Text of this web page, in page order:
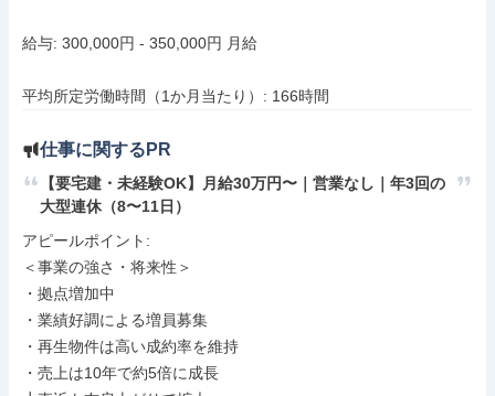
給与: 300,000円 - 350,000円 月給
平均所定労働時間（1か月当たり）: 166時間
仕事に関するPR
【要宅建・未経験OK】月給30万円〜｜営業なし｜年3回の
大型連休（8〜11日）
アピールポイント:
＜事業の強さ・将来性＞
・拠点増加中
・業績好調による増員募集
・再生物件は高い成約率を維持
・売上は10年で約5倍に成長